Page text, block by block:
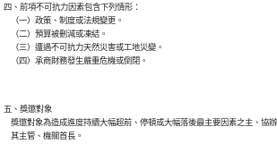
四、前項不可抗力因素包含下列情形：
    （一）政策、制度或法規變更。
    （二）預算被刪減或凍結。
    （三）遭遇不可抗力天然災害或工地災變。
五、獎懲對象
獎懲對象為造成進度持續大幅超前、停頓或大幅落後最主要因素之主、協